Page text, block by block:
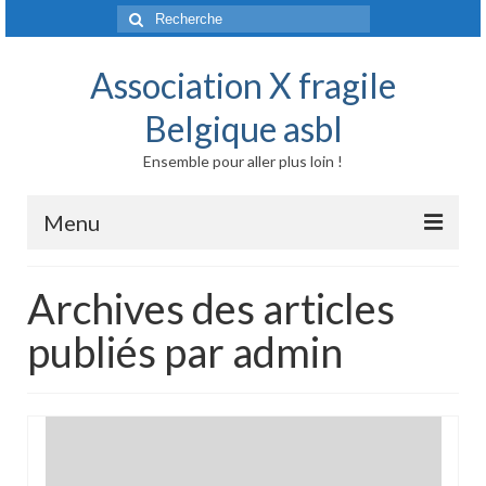
Rechercher
:
Association X fragile
Belgique asbl
Ensemble pour aller plus loin !
Menu
Syndrome X fragile et maladies liées
Origine génétique
Mode de transmission
Archives des articles
publiés par admin